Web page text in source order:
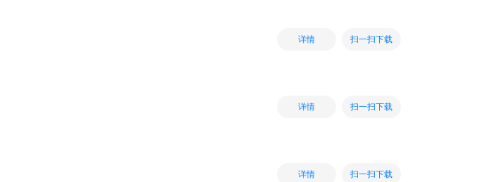
详情 扫一扫下载
详情 扫一扫下载
详情 扫一扫下载